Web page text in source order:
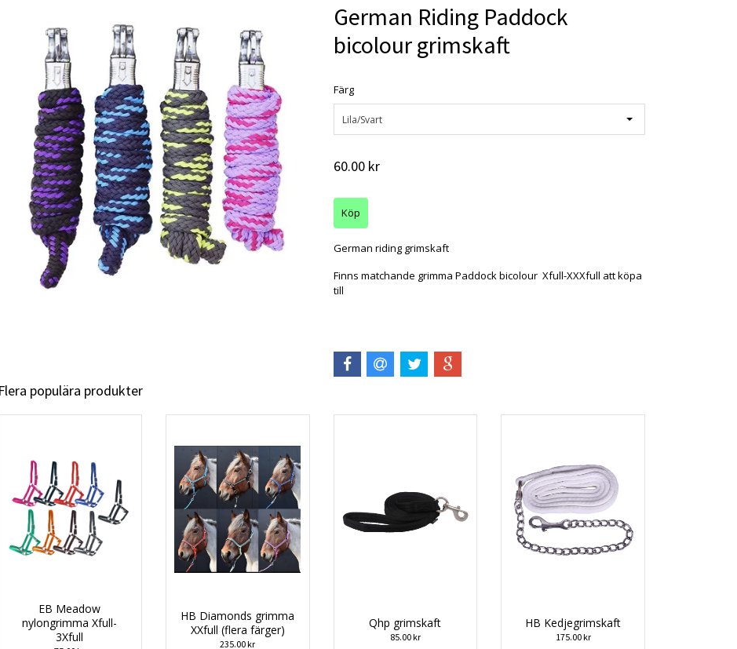
German Riding Paddock
bicolour grimskaft
Färg
Lila/Svart
60.00 kr
German riding grimskaft
Finns matchande grimma Paddock bicolour Xfull-XXXfull att köpa
till
Flera populära produkter
EB Meadow
nylongrimma Xfull-
3Xfull
HB Diamonds grimma
XXfull (flera färger)
235.00 kr
Qhp grimskaft
85.00 kr
HB Kedjegrimskaft
175.00 kr